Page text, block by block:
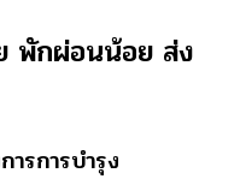
พักผ่อนน้อย ส่ง
รการบำรุง